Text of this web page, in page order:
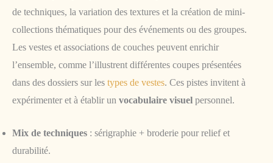
de techniques, la variation des textures et la création de mini-
collections thématiques pour des événements ou des groupes.
Les vestes et associations de couches peuvent enrichir
l’ensemble, comme l’illustrent différentes coupes présentées
dans des dossiers sur les types de vestes. Ces pistes invitent à
expérimenter et à établir un vocabulaire visuel personnel.
Mix de techniques : sérigraphie + broderie pour relief et
durabilité.